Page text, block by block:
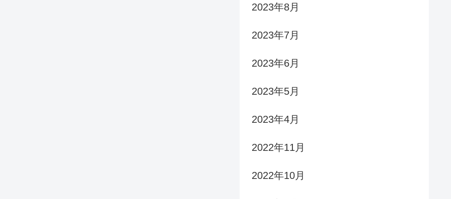
2023年8月
2023年7月
2023年6月
2023年5月
2023年4月
2022年11月
2022年10月